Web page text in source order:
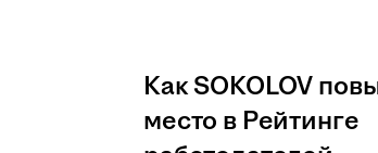
Как SOKOLOV
место в Рейтинге